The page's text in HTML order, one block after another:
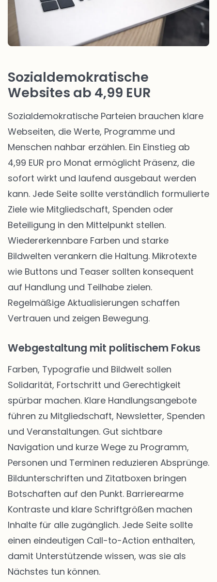
Sozialdemokratische
Websites ab 4,99 EUR
Sozialdemokratische Parteien brauchen klare
Webseiten, die Werte, Programme und
Menschen nahbar erzählen. Ein Einstieg ab
4,99 EUR pro Monat ermöglicht Präsenz, die
sofort wirkt und laufend ausgebaut werden
kann. Jede Seite sollte verständlich formulierte
Ziele wie Mitgliedschaft, Spenden oder
Beteiligung in den Mittelpunkt stellen.
Wiedererkennbare Farben und starke
Bildwelten verankern die Haltung. Mikrotexte
wie Buttons und Teaser sollten konsequent
auf Handlung und Teilhabe zielen.
Regelmäßige Aktualisierungen schaffen
Vertrauen und zeigen Bewegung.
Webgestaltung mit politischem Fokus
Farben, Typografie und Bildwelt sollen
Solidarität, Fortschritt und Gerechtigkeit
spürbar machen. Klare Handlungsangebote
führen zu Mitgliedschaft, Newsletter, Spenden
und Veranstaltungen. Gut sichtbare
Navigation und kurze Wege zu Programm,
Personen und Terminen reduzieren Absprünge.
Bildunterschriften und Zitatboxen bringen
Botschaften auf den Punkt. Barrierearme
Kontraste und klare Schriftgrößen machen
Inhalte für alle zugänglich. Jede Seite sollte
einen eindeutigen Call-to-Action enthalten,
damit Unterstützende wissen, was sie als
Nächstes tun können.